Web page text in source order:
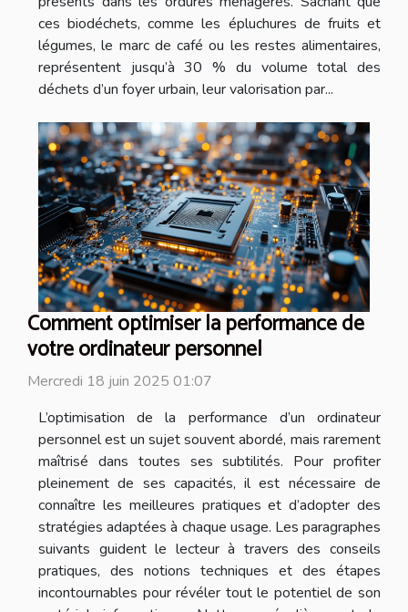
ces biodéchets, comme les épluchures de fruits et
légumes, le marc de café ou les restes alimentaires,
représentent jusqu’à 30 % du volume total des
déchets d’un foyer urbain, leur valorisation par...
Comment optimiser la performance de
votre ordinateur personnel
Mercredi 18 juin 2025 01:07
L’optimisation de la performance d’un ordinateur
personnel est un sujet souvent abordé, mais rarement
maîtrisé dans toutes ses subtilités. Pour profiter
pleinement de ses capacités, il est nécessaire de
connaître les meilleures pratiques et d’adopter des
stratégies adaptées à chaque usage. Les paragraphes
suivants guident le lecteur à travers des conseils
pratiques, des notions techniques et des étapes
incontournables pour révéler tout le potentiel de son